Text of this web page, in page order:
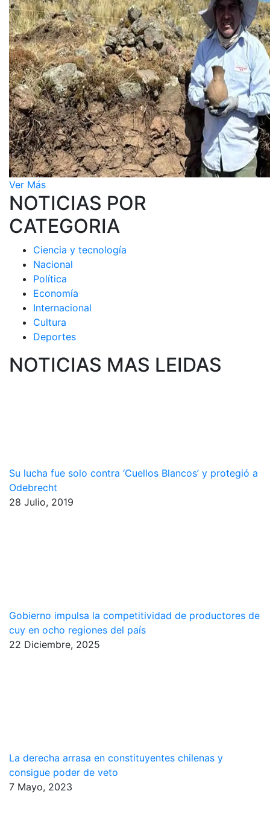
Ver Más
NOTICIAS POR
CATEGORIA
Ciencia y tecnología
Nacional
Política
Economía
Internacional
Cultura
Deportes
NOTICIAS MAS LEIDAS
Su lucha fue solo contra ‘Cuellos Blancos’ y protegió a
Odebrecht
28 Julio, 2019
Gobierno impulsa la competitividad de productores de
cuy en ocho regiones del país
22 Diciembre, 2025
La derecha arrasa en constituyentes chilenas y
consigue poder de veto
7 Mayo, 2023